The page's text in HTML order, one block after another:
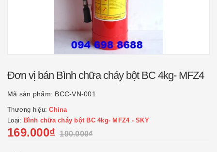
Đơn vị bán Bình chữa cháy bột BC 4kg- MFZ4
Mã sản phẩm: BCC-VN-001
Thương hiệu:China
Loại: Bình chữa cháy bột BC 4kg- MFZ4 - SKY
169.000₫ 190.000₫